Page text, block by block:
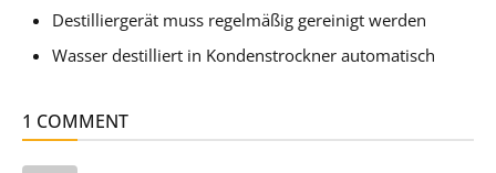
Destilliergerät muss regelmäßig gereinigt werden
Wasser destilliert in Kondenstrockner automatisch
1 COMMENT